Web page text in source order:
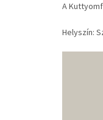
A
Helyszín: